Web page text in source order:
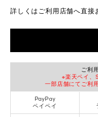
詳しくはご利用店舗へ直接
ご利
※楽天ペイ、
一部店舗にてご利
PayPay
ペイペイ